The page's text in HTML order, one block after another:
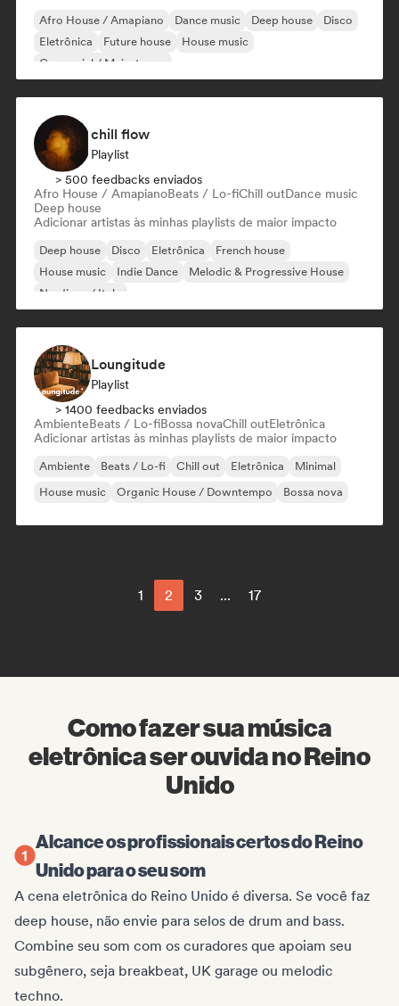
Afro House / Amapiano Dance music Deep house
Disco
Eletrônica
Future house
House music
Comercial / Mainstream
chill flow
Playlist
> 500 feedbacks enviados
Afro House / AmapianoBeats / Lo-fiChill outDance music
Deep house
Adicionar artistas às minhas playlists de maior impacto
Deep house Disco Eletrônica
French house
House music
Indie Dance
Melodic & Progressive House
Nu-disco / Italo
Loungitude
Playlist
> 1400 feedbacks enviados
AmbienteBeats / Lo-fiBossa novaChill outEletrônica
Adicionar artistas às minhas playlists de maior impacto
Ambiente Beats / Lo-fi Chill out Eletrônica
Minimal
House music
Organic House / Downtempo Bossa nova
1 2 3 ... 17
Como fazer sua música
eletrônica ser ouvida no Reino
Unido
Alcance os profissionais certos do Reino
Unido para o seu som
A cena eletrônica do Reino Unido é diversa. Se você faz
deep house, não envie para selos de drum and bass.
Combine seu som com os curadores que apoiam seu
subgênero, seja breakbeat, UK garage ou melodic
techno.